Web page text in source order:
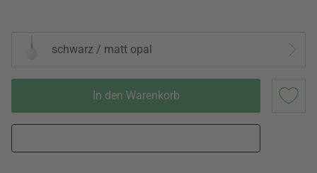
schwarz / matt opal
In den Warenkorb